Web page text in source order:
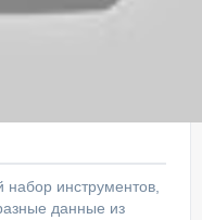
инструментов,
данные из